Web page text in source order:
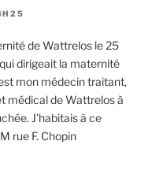
de Wattrelos le 25
dirigeait la maternité
mon médecin traitant,
médical de Wattrelos à
J’habitais à ce
rue F. Chopin